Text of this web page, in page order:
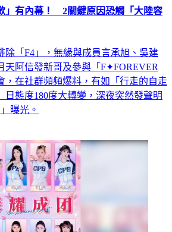
」有內幕！ 2關鍵原因恐觸「大陸容
除「F4」，無緣與成員言承旭、吳建
天阿信發新哥及參與「F✦FOREVER
，在社群頻頻爆料，有如「行走的自走
日態度180度大轉變，深夜突然發聲明
曝光。